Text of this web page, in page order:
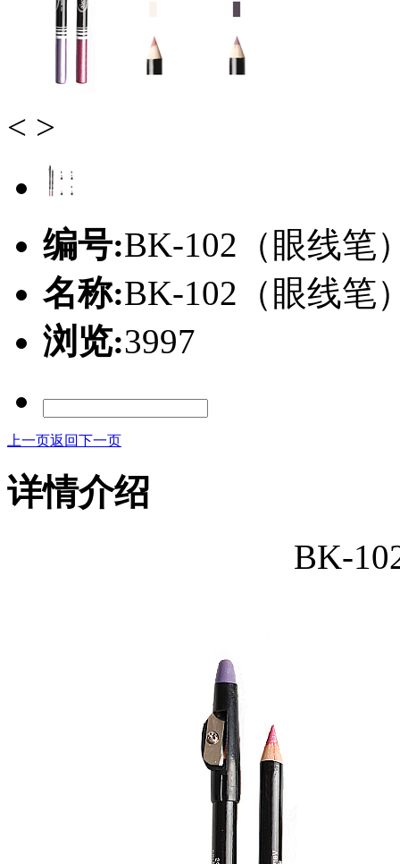
< >
编号:BK-102（眼线笔
名称:BK-102（眼线笔
浏览:3997
上一页返回下一页
详情介绍
BK-